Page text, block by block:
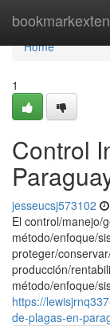
Home
Home
1
Control
jesseucsj573102
El control/manejo/
método/enfoque/
proteger/
producción/
método/enfoque/
https://
de-plagas-en-